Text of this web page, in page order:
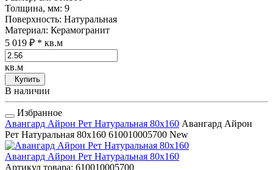
Толщина, мм: 9
Поверхность: Натуральная
Материал: Керамогранит
5 019 ₽ * кв.м
кв.м
Купить
В наличии
Избранное
Авангард Айрон Рет Натуральная 80x160 Авангард Айрон
Рет Натуральная 80x160 610010005700 New
Авангард Айрон Рет Натуральная 80x160
Артикул товара: 610010005700